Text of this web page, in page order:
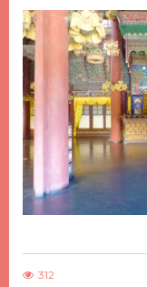
312